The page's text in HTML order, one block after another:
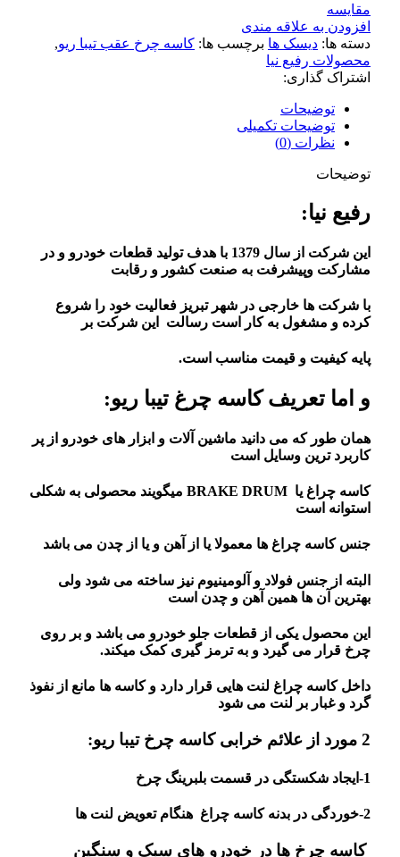
مقايسه
افزودن به علاقه مندی
دسته ها: دیسک ها برچسب ها: کاسه چرخ عقب تیبا ریو,
محصولات رفیع نیا
اشتراک گذاری:
توضیحات
توضیحات تکمیلی
نظرات (0)
توضیحات
رفیع نیا:
این شرکت از سال 1379 با هدف تولید قطعات خودرو و در
مشارکت وپیشرفت به صنعت کشور و رقابت
با شرکت ها خارجی در شهر تبریز فعالیت خود را شروع
کرده و مشغول به کار است رسالت این شرکت بر
پایه کیفیت و قیمت مناسب است.
و اما تعریف کاسه چرغ تیبا ریو:
همان طور که می دانید ماشین آلات و ابزار های خودرو از پر
کاربرد ترین وسایل است
کاسه چراغ یا BRAKE DRUM میگویند محصولی به شکلی
استوانه است
جنس کاسه چراغ ها معمولا یا از آهن و یا از چدن می باشد
البته از جنس فولاد و آلومینیوم نیز ساخته می شود ولی
بهترین آن ها همین آهن و چدن است
این محصول یکی از قطعات جلو خودرو می باشد و بر روی
چرخ قرار می گیرد و به ترمز گیری کمک میکند.
داخل کاسه چراغ لنت هایی قرار دارد و کاسه ها مانع از نفوذ
گرد و غبار بر لنت می شود
2 مورد از علائم خرابی کاسه چرخ تیبا ریو:
1-ایجاد شکستگی در قسمت بلبرینگ چرخ
2-خوردگی در بدنه کاسه چراغ هنگام تعویض لنت ها
کاسه چرخ ها در خودرو های سبک و سنگین